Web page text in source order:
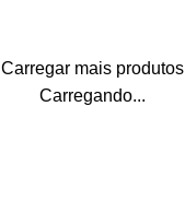
Carregar mais produtos
Carregando...